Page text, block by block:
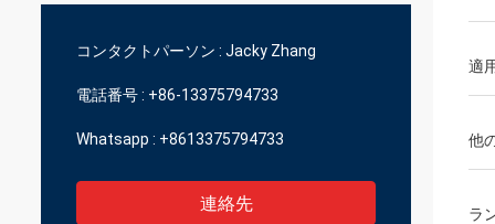
コンタクトパーソン : Jacky Zhang
電話番号 : +86-13375794733
Whatsapp : +8613375794733
連絡先
適
他
ラ